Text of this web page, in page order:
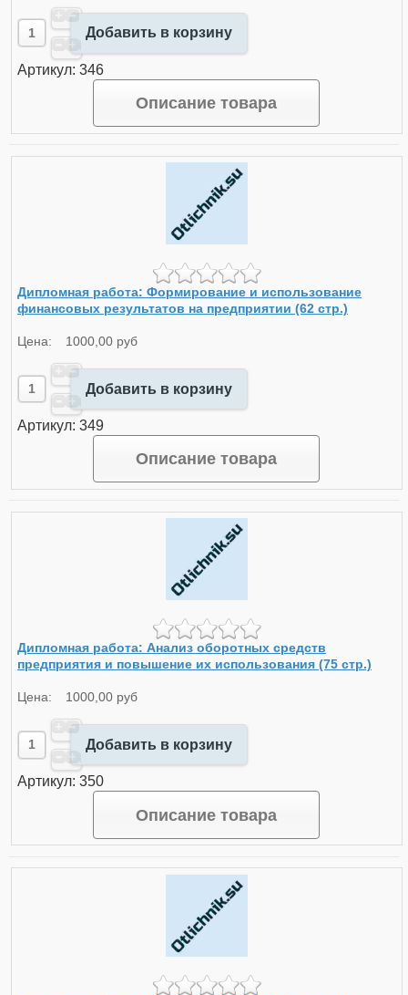
Добавить в корзину
Артикул: 346
Описание товара
Дипломная работа: Формирование и использование
финансовых результатов на предприятии (62 стр.)
Цена: 1000,00 руб
Добавить в корзину
Артикул: 349
Описание товара
Дипломная работа: Анализ оборотных средств
предприятия и повышение их использования (75 стр.)
Цена: 1000,00 руб
Добавить в корзину
Артикул: 350
Описание товара